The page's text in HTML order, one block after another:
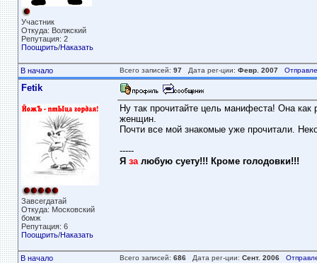
Участник
Откуда: Волжский
Репутация: 2
Поощрить/Наказать
В начало Всего записей: 97Дата рег-ции: Февр. 2007
Fetik
Завсегдатай
Откуда: Московский
бомж
Репутация: 6
Поощрить/Наказать
Ну так прочитайте цель манифеста! Она
женщин.
Почти все мой знакомые уже прочитали.
-----
Я залюбую суету!!! Кроме голодовки!!!
В начало Всего записей: 686Дата рег-ции: Сент. 2006